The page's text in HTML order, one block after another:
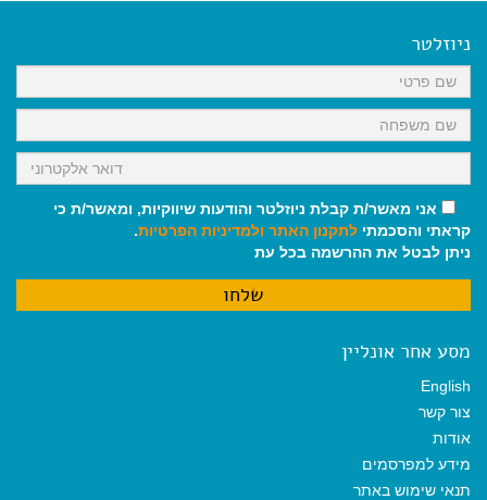
k
p
m
ניוזלטר
אני מאשר/ת קבלת ניוזלטר והודעות שיווקיות, ומאשר/ת כי
קראתי והסכמתי לתקנון האתר ולמדיניות הפרטיות.
ניתן לבטל את ההרשמה בכל עת
מסע אחר אונליין
English
צור קשר
אודות
מידע למפרסמים
תנאי שימוש באתר